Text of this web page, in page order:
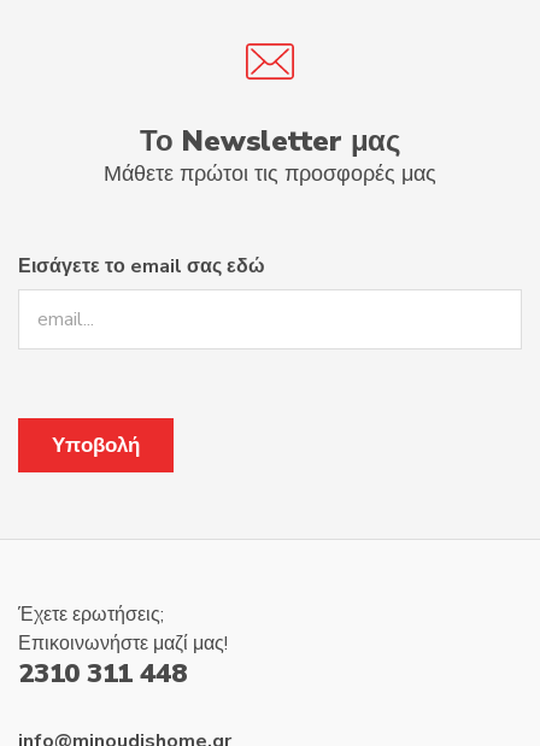
Το Newsletter μας
Μάθετε πρώτοι τις προσφορές μας
Εισάγετε το email σας εδώ
Έχετε ερωτήσεις;
Επικοινωνήστε μαζί μας!
2310 311 448